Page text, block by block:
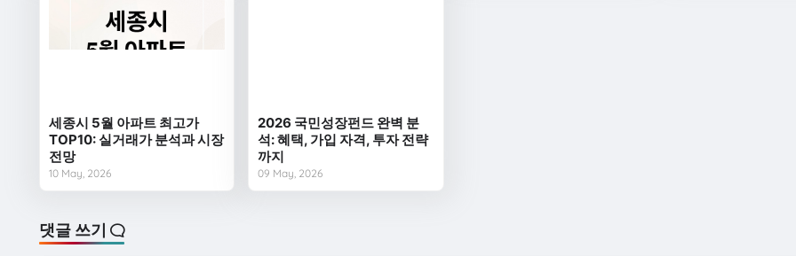
세종시 5월 아파트 최고가
TOP10: 실거래가 분석과 시장
전망
10 May, 2026
2026 국민성장펀드 완벽 분
석: 혜택, 가입 자격, 투자 전략
까지
09 May, 2026
댓글 쓰기